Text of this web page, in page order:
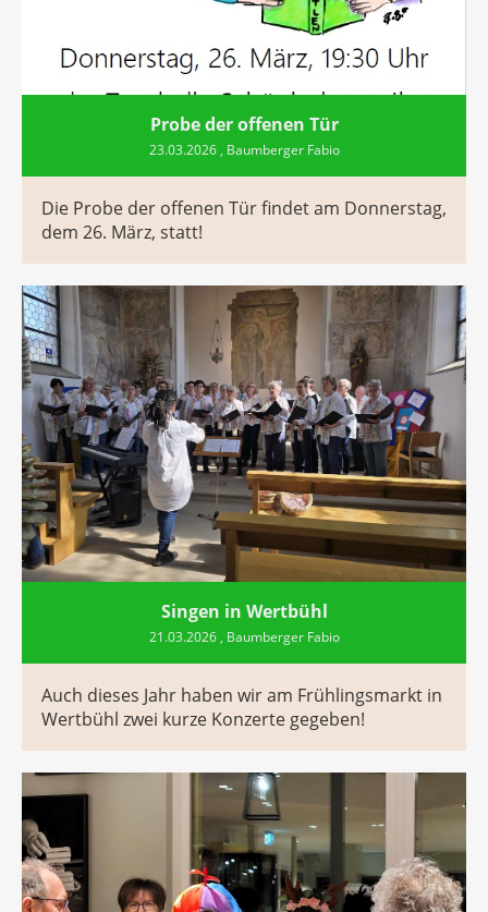
Probe der offenen Tür
23.03.2026, Baumberger Fabio
Die Probe der offenen Tür findet am Donnerstag,
dem 26. März, statt!
Singen in Wertbühl
21.03.2026, Baumberger Fabio
Auch dieses Jahr haben wir am Frühlingsmarkt in
Wertbühl zwei kurze Konzerte gegeben!